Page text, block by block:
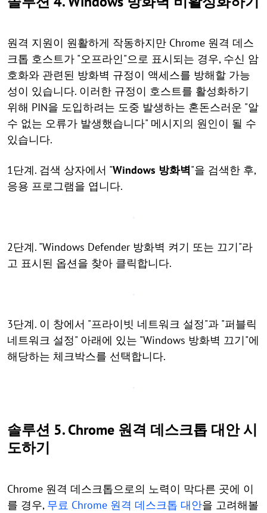
원격 지원이 원활하게 작동하지만 Chrome 원격 데스
크톱 호스트가 "오프라인"으로 표시되는 경우, 수신 암
호화와 관련된 방화벽 규정이 액세스를 방해할 가능
성이 있습니다. 이러한 규정이 호스트를 활성화하기
위해 PIN을 도입하려는 도중 발생하는 혼돈스러운 "알
수 없는 오류가 발생했습니다" 메시지의 원인이 될 수
있습니다.
1단계. 검색 상자에서 "Windows 방화벽"을 검색한 후,
응용 프로그램을 엽니다.
2단계. "Windows Defender 방화벽 켜기 또는 끄기"라
고 표시된 옵션을 찾아 클릭합니다.
3단계. 이 창에서 "프라이빗 네트워크 설정"과 "퍼블릭
네트워크 설정" 아래에 있는 "Windows 방화벽 끄기"에
해당하는 체크박스를 선택합니다.
솔루션 5. Chrome 원격 데스크톱 대안 시
도하기
Chrome 원격 데스크톱으로의 노력이 막다른 곳에 이
를 경우, 무료 Chrome 원격 데스크톱 대안을 고려해볼